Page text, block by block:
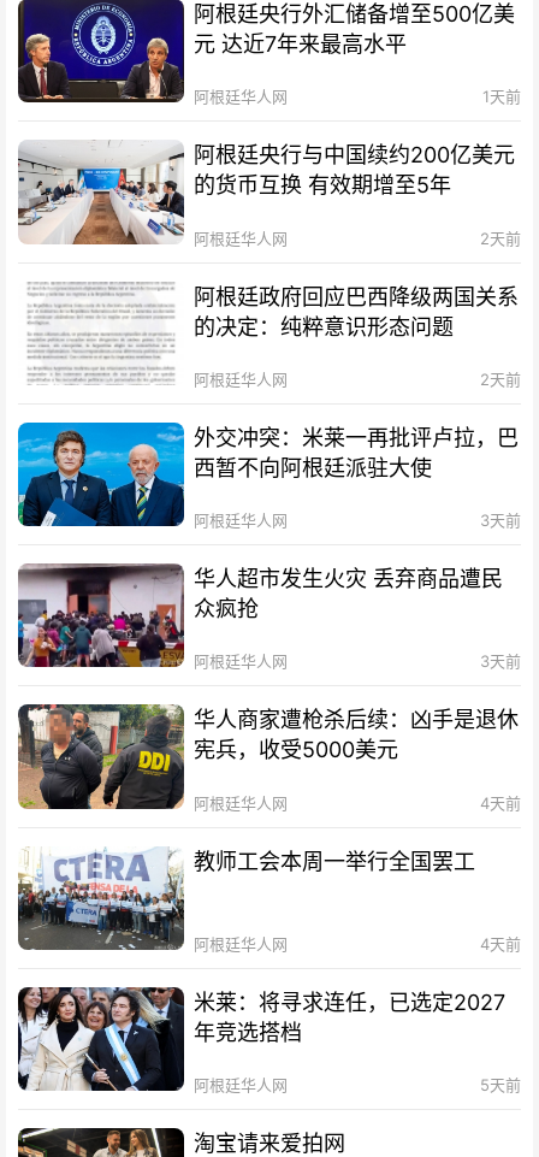
阿根廷央行外汇储备增至500亿美
元 达近7年来最高水平
阿根廷华人网 1天前
阿根廷央行与中国续约200亿美元
的货币互换 有效期增至5年
阿根廷华人网 2天前
阿根廷政府回应巴西降级两国关系
的决定：纯粹意识形态问题
阿根廷华人网 2天前
外交冲突：米莱一再批评卢拉，巴
西暂不向阿根廷派驻大使
阿根廷华人网 3天前
华人超市发生火灾 丢弃商品遭民
众疯抢
阿根廷华人网 3天前
华人商家遭枪杀后续：凶手是退休
宪兵，收受5000美元
阿根廷华人网 4天前
教师工会本周一举行全国罢工
阿根廷华人网 4天前
米莱：将寻求连任，已选定2027
年竞选搭档
阿根廷华人网 5天前
淘宝请来爱拍网